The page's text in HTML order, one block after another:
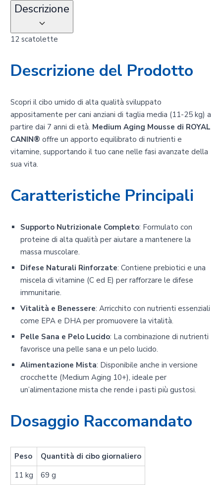
Descrizione
12 scatolette
Descrizione del Prodotto
Scopri il cibo umido di alta qualità sviluppato
appositamente per cani anziani di taglia media (11-25 kg) a
partire dai 7 anni di età. Medium Aging Mousse di ROYAL
CANIN® offre un apporto equilibrato di nutrienti e
vitamine, supportando il tuo cane nelle fasi avanzate della
sua vita.
Caratteristiche Principali
Supporto Nutrizionale Completo: Formulato con
proteine di alta qualità per aiutare a mantenere la
massa muscolare.
Difese Naturali Rinforzate: Contiene prebiotici e una
miscela di vitamine (C ed E) per rafforzare le difese
immunitarie.
Vitalità e Benessere: Arricchito con nutrienti essenziali
come EPA e DHA per promuovere la vitalità.
Pelle Sana e Pelo Lucido: La combinazione di nutrienti
favorisce una pelle sana e un pelo lucido.
Alimentazione Mista: Disponibile anche in versione
crocchette (Medium Aging 10+), ideale per
un’alimentazione mista che rende i pasti più gustosi.
Dosaggio Raccomandato
Peso
Quantità di cibo giornaliero
11 kg
69 g